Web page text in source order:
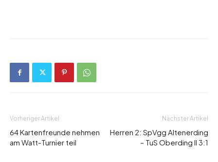
Vorheriger Artikel
64 Kartenfreunde nehmen
am Watt-Turnier teil
Nächster Artikel
Herren 2: SpVgg Altenerding
– TuS Oberding II 3:1